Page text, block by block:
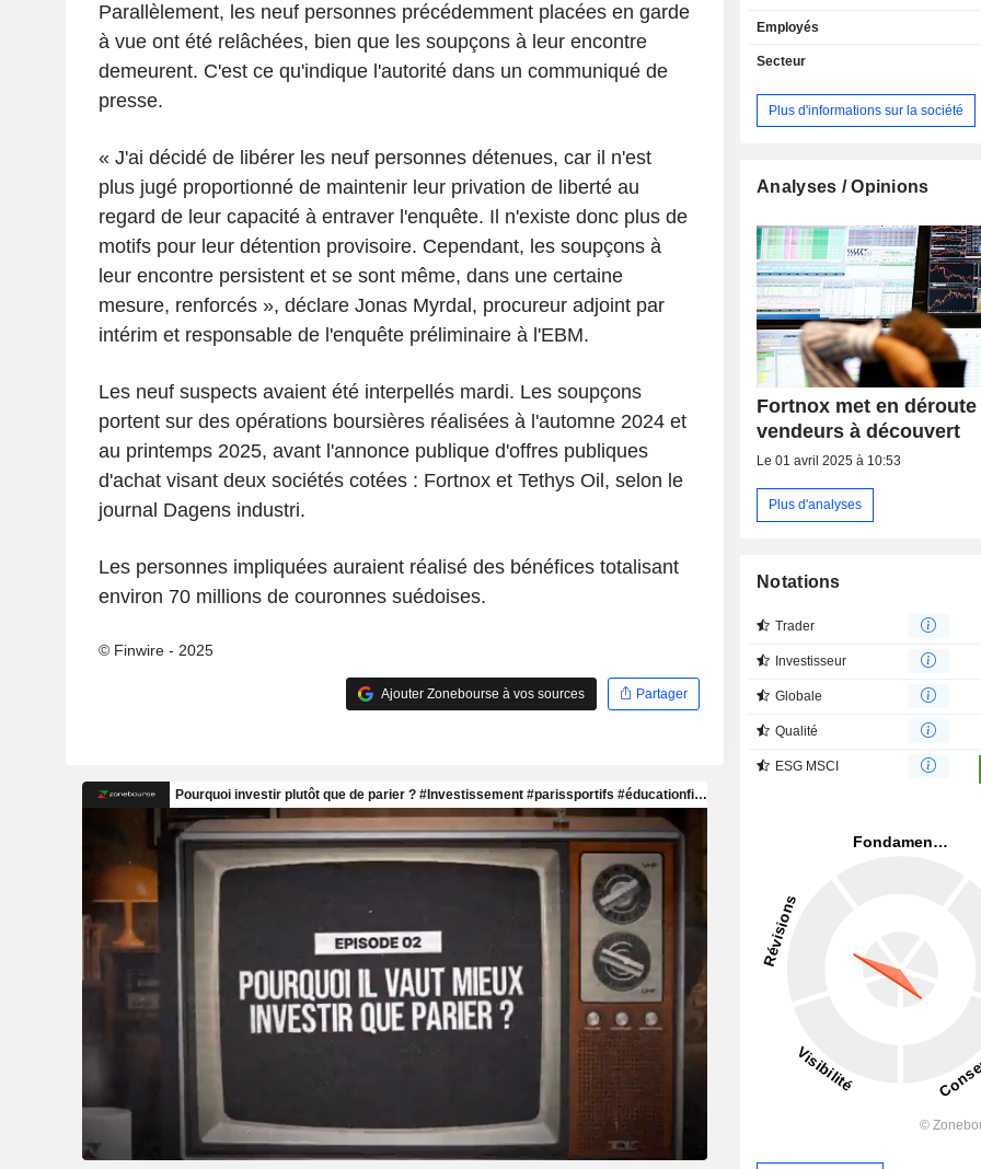
Parallèlement, les neuf personnes précédemment placées en garde
à vue ont été relâchées, bien que les soupçons à leur encontre
demeurent. C'est ce qu'indique l'autorité dans un communiqué de
presse.
« J'ai décidé de libérer les neuf personnes détenues, car il n'est
plus jugé proportionné de maintenir leur privation de liberté au
regard de leur capacité à entraver l'enquête. Il n'existe donc plus de
motifs pour leur détention provisoire. Cependant, les soupçons à
leur encontre persistent et se sont même, dans une certaine
mesure, renforcés », déclare Jonas Myrdal, procureur adjoint par
intérim et responsable de l'enquête préliminaire à l'EBM.
Les neuf suspects avaient été interpellés mardi. Les soupçons
portent sur des opérations boursières réalisées à l'automne 2024 et
au printemps 2025, avant l'annonce publique d'offres publiques
d'achat visant deux sociétés cotées : Fortnox et Tethys Oil, selon le
journal Dagens industri.
Les personnes impliquées auraient réalisé des bénéfices totalisant
environ 70 millions de couronnes suédoises.
© Finwire - 2025
Ajouter Zonebourse à vos sources Partager
d'aide à la vente et de paie, tels
Accounting, Fortnox Invoicing,
ainsi que d'autres programmes. Les
la société permettent aux utilisateurs
31 décembre 2011, les trois
Forvaltnings AB (10,45 %), Banque
(6,45 %) et Nordea Life & Pensions
Employés
Secteur
Plus d'informations sur la société
Analyses / Opinions
Fortnox met en déroute
vendeurs à découvert
Le 01 avril 2025 à 10:53
Plus d'analyses
Notations
Trader
Investisseur
Globale
Qualité
ESG MSCI